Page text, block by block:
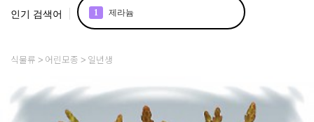
인기 검색어 1 제라늄
리갈
식물류 어린모종 일년생